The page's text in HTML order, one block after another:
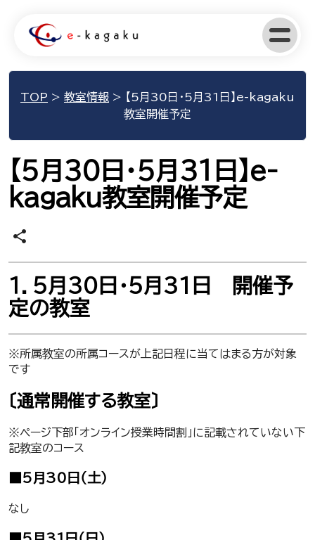
TOP > 教室情報 > 【5月30日･5月31日】e-kagaku
教室開催予定
【5月30日･5月31日】e-
kagaku教室開催予定
share
１．5月30日･5月31日 開催予
定の教室
※所属教室の所属コースが上記日程に当てはまる方が対象
です
〔通常開催する教室〕
※ページ下部「オンライン授業時間割」に記載されていない下
記教室のコース
■5月30日（土）
なし